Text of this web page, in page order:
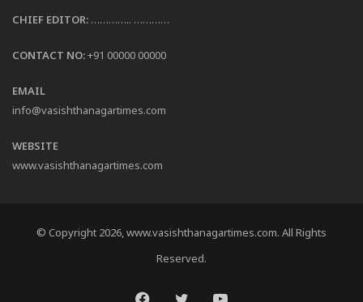
CHIEF EDITOR: ………….. …………
CONTACT NO:+91 00000 00000
EMAIL
info@vasishthanagartimes.com
WEBSITE
www.vasishthanagartimes.com
© Copyright 2026, www.vasishthanagartimes.com. All Rights
Reserved.
Facebook
TwitterYouTube